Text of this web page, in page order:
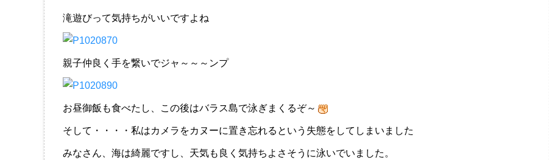
滝遊びって気持ちがいいですよね
親子仲良く手を繋いでジャ～～～ンプ
お昼御飯も食べたし、この後はバラス島で泳ぎまくるぞ～
そして・・・・私はカメラをカヌーに置き忘れるという失態をしてしまいました
みなさん、海は綺麗ですし、天気も良く気持ちよさそうに泳いでいました。